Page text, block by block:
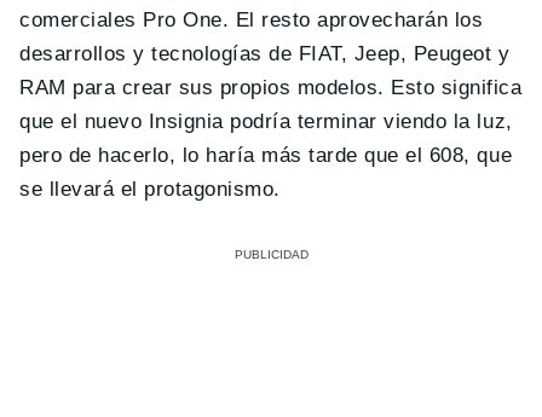
comerciales Pro One. El resto aprovecharán los
desarrollos y tecnologías de FIAT, Jeep, Peugeot y
RAM para crear sus propios modelos. Esto significa
que el nuevo Insignia podría terminar viendo la luz,
pero de hacerlo, lo haría más tarde que el 608, que
se llevará el protagonismo.